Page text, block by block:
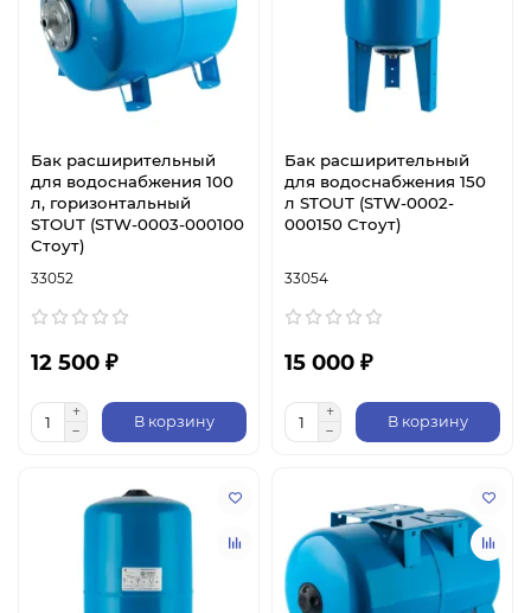
Бак расширительный
для водоснабжения 100
л, горизонтальный
STOUT (STW-0003-000100
Стоут)
33052
12 500 ₽
В корзину
Бак расширительный
для водоснабжения 150
л STOUT (STW-0002-
000150 Стоут)
33054
15 000 ₽
В корзину